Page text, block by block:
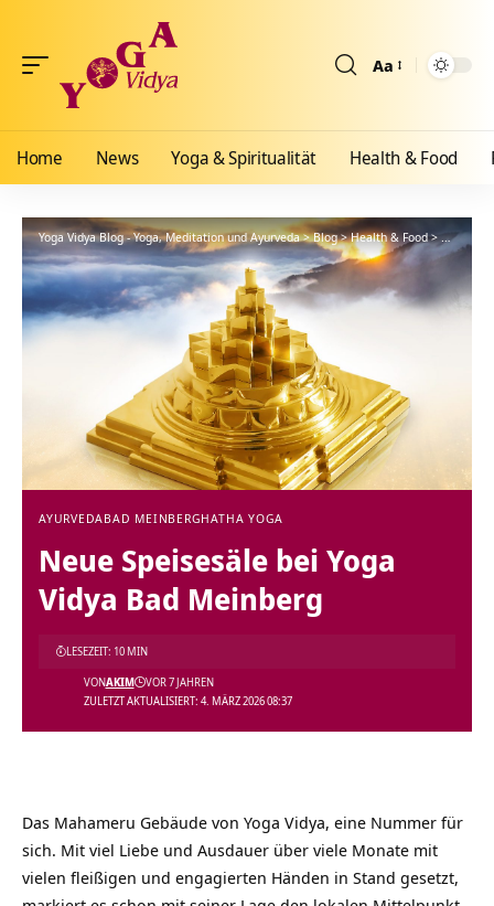
Aa
Home News Yoga & Spiritualität Health & Food
Yoga Vidya Blog - Yoga, Meditation und Ayurveda>Blog>Health & Food>Ayurveda
AYURVEDABAD MEINBERGHATHA YOGA
Neue Speisesäle bei Yoga
Vidya Bad Meinberg
ZULETZT AKTUALISIERT: 4. MÄRZ 2026 08:37
VONAKIM VOR 7 JAHREN
LESEZEIT: 10 MIN
Das Mahameru Gebäude von Yoga Vidya, eine Nummer für
sich. Mit viel Liebe und Ausdauer über viele Monate mit
vielen fleißigen und engagierten Händen in Stand gesetzt,